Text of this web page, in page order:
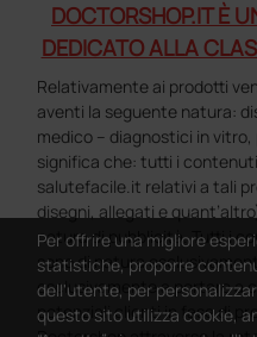
DOCTORSHOP.IT È
DEDICATO ALLA
Relativamente ai prodotti
aventi la seguente natura:
medico – diagnostici in
significa che: tutti i
salutefacile.it relativi a tali
disegni, allegati e
natura di pubblicità. Tutti i
sono di natura
esclusivamente a portare a
potenziali clienti in fase di
Per offrire una migliore
statistiche, proporre
dell'utente, per
questo sito utilizza cookie,